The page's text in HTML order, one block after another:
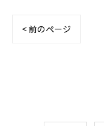
< 前のページ